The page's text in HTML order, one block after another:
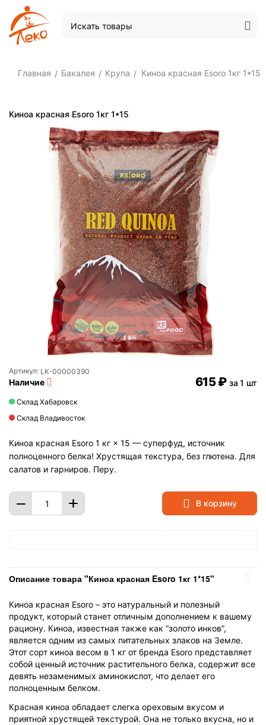
Главная / Бакалея / Крупа / Киноа красная Esoro 1кг 1*15
Киноа красная Esoro 1кг 1*15
Артикул: LK-00000390
Наличие
Склад Хабаровск
Склад Владивосток
‍615‍₽ за 1 шт
Киноа красная Esoro 1 кг × 15 — суперфуд, источник
полноценного белка! Хрустящая текстура, без глютена. Для
салатов и гарниров. Перу.
+
− В корзину
Описание товара "Киноа красная Esoro 1кг 1*15"
Киноа красная Esoro – это натуральный и полезный
продукт, который станет отличным дополнением к вашему
рациону. Киноа, известная также как “золото инков”,
является одним из самых питательных злаков на Земле.
Этот сорт киноа весом в 1 кг от бренда Esoro представляет
собой ценный источник растительного белка, содержит все
девять незаменимых аминокислот, что делает его
полноценным белком.
Красная киноа обладает слегка ореховым вкусом и
приятной хрустящей текстурой. Она не только вкусна, но и